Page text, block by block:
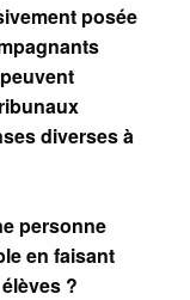
posée
diverses à
personne
en faisant
?